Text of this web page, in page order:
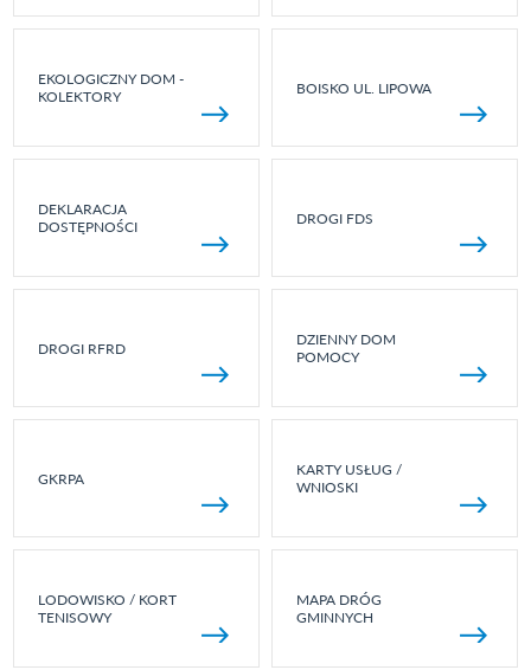
EKOLOGICZNY DOM -
KOLEKTORY
BOISKO UL. LIPOWA
DEKLARACJA
DOSTĘPNOŚCI
DROGI FDS
DROGI RFRD
DZIENNY DOM
POMOCY
GKRPA
KARTY USŁUG /
WNIOSKI
LODOWISKO / KORT
TENISOWY
MAPA DRÓG
GMINNYCH